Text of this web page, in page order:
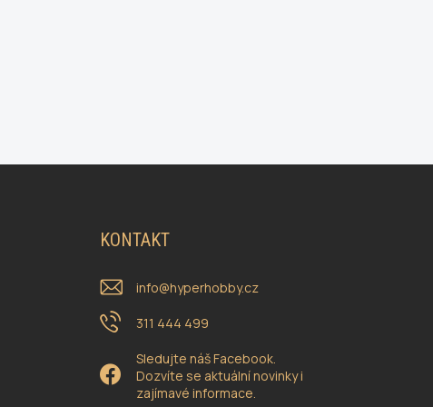
KONTAKT
info@hyperhobby.cz
311 444 499
Sledujte náš Facebook.
Dozvíte se aktuální novinky i
zajímavé informace.